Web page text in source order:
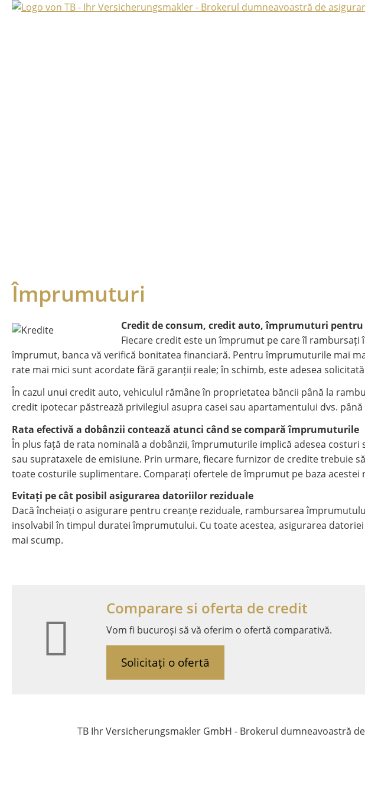
Împrumuturi
Credit de consum, credit auto, împrumuturi
Fiecare credit este un împrumut pe care îl rambursați
împrumut, banca vă verifică bonitatea financiară. Pentru împrumuturile mai
rate mai mici sunt acordate fără garanții reale; în schimb, este adesea
În cazul unui credit auto, vehiculul rămâne în proprietatea băncii până la
credit ipotecar păstrează privilegiul asupra casei sau apartamentului dvs.
Rata efectivă a dobânzii contează atunci când se compară împrumuturile
În plus față de rata nominală a dobânzii, împrumuturile implică adesea
sau suprataxele de emisiune. Prin urmare, fiecare furnizor de credite trebuie
toate costurile suplimentare. Comparați ofertele de împrumut pe baza acestei
Evitați pe cât posibil asigurarea datoriilor reziduale
Dacă încheiați o asigurare pentru creanțe reziduale, rambursarea
insolvabil în timpul duratei împrumutului. Cu toate acestea, asigurarea
mai scump.
Comparare si oferta de credit
Vom fi bucuroși să vă oferim o ofertă comparativă.
Solicitați o ofertă
TB Ihr Versicherungsmakler GmbH - Brokerul dumneavoastră